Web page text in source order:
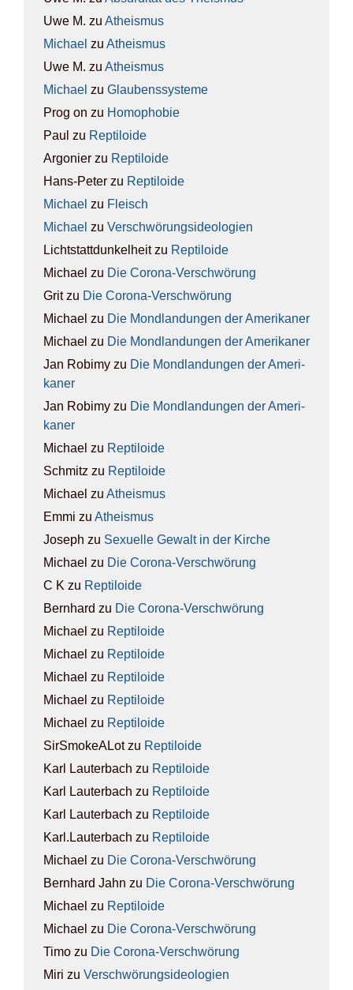
Uwe M. zu Athe­is­mus
Michael zu Athe­is­mus
Uwe M. zu Athe­is­mus
Michael zu Glau­bens­sys­te­me
Prog on zu Homo­pho­bie
Paul zu Rep­ti­lo­ide
Argonier zu Rep­ti­lo­ide
Hans-Peter zu Rep­ti­lo­ide
Michael zu Fleisch
Michael zu Ver­schwö­rungs­ideo­lo­gien
Lichtstattdunkelheitzu Rep­ti­lo­ide
Michael zu Die Coro­na-Ver­schwö­rung
Gritzu Die Coro­na-Ver­schwö­rung
Michael zu Die Mond­lan­dun­gen der Ame­ri­ka­ner
Michael zu Die Mond­lan­dun­gen der Ame­ri­ka­ner
Jan Robimy zu Die Mond­lan­dun­gen der Ame­ri­
ka­ner
Jan Robimy zu Die Mond­lan­dun­gen der Ame­ri­
ka­ner
Michael zu Rep­ti­lo­ide
Schmitz zu Rep­ti­lo­ide
Michael zu Athe­is­mus
Emmi zu Athe­is­mus
Joseph zu Sexu­el­le Gewalt in der Kir­che
Michael zu Die Coro­na-Ver­schwö­rung
C K zu Rep­ti­lo­ide
Bernhard zu Die Coro­na-Ver­schwö­rung
Michael zu Rep­ti­lo­ide
Michael zu Rep­ti­lo­ide
Michael zu Rep­ti­lo­ide
Michael zu Rep­ti­lo­ide
Michael zu Rep­ti­lo­ide
SirSmokeALotzu Rep­ti­lo­ide
Karl Lauterbach zu Rep­ti­lo­ide
Karl Lauterbach zu Rep­ti­lo­ide
Karl Lauterbach zu Rep­ti­lo­ide
Karl.Lauterbach zu Rep­ti­lo­ide
Michael zu Die Coro­na-Ver­schwö­rung
Bernhard Jahn zu Die Coro­na-Ver­schwö­rung
Michael zu Rep­ti­lo­ide
Michael zu Die Coro­na-Ver­schwö­rung
Timo zu Die Coro­na-Ver­schwö­rung
Miri zu Ver­schwö­rungs­ideo­lo­gien